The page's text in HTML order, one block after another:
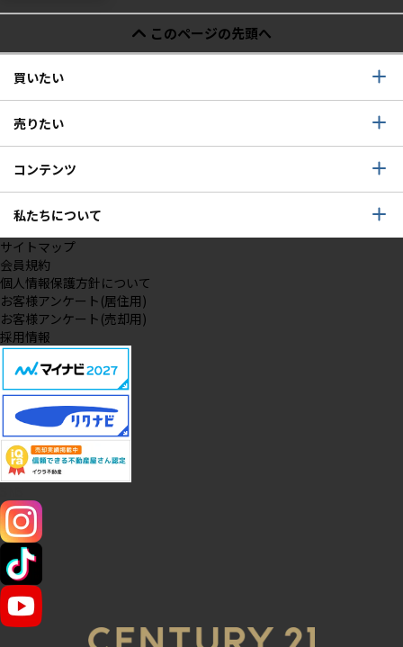
このページの先頭へ
買いたい
売りたい
コンテンツ
私たちについて
サイトマップ
会員規約
個人情報保護方針について
お客様アンケート(居住用)
お客様アンケート(売却用)
採用情報